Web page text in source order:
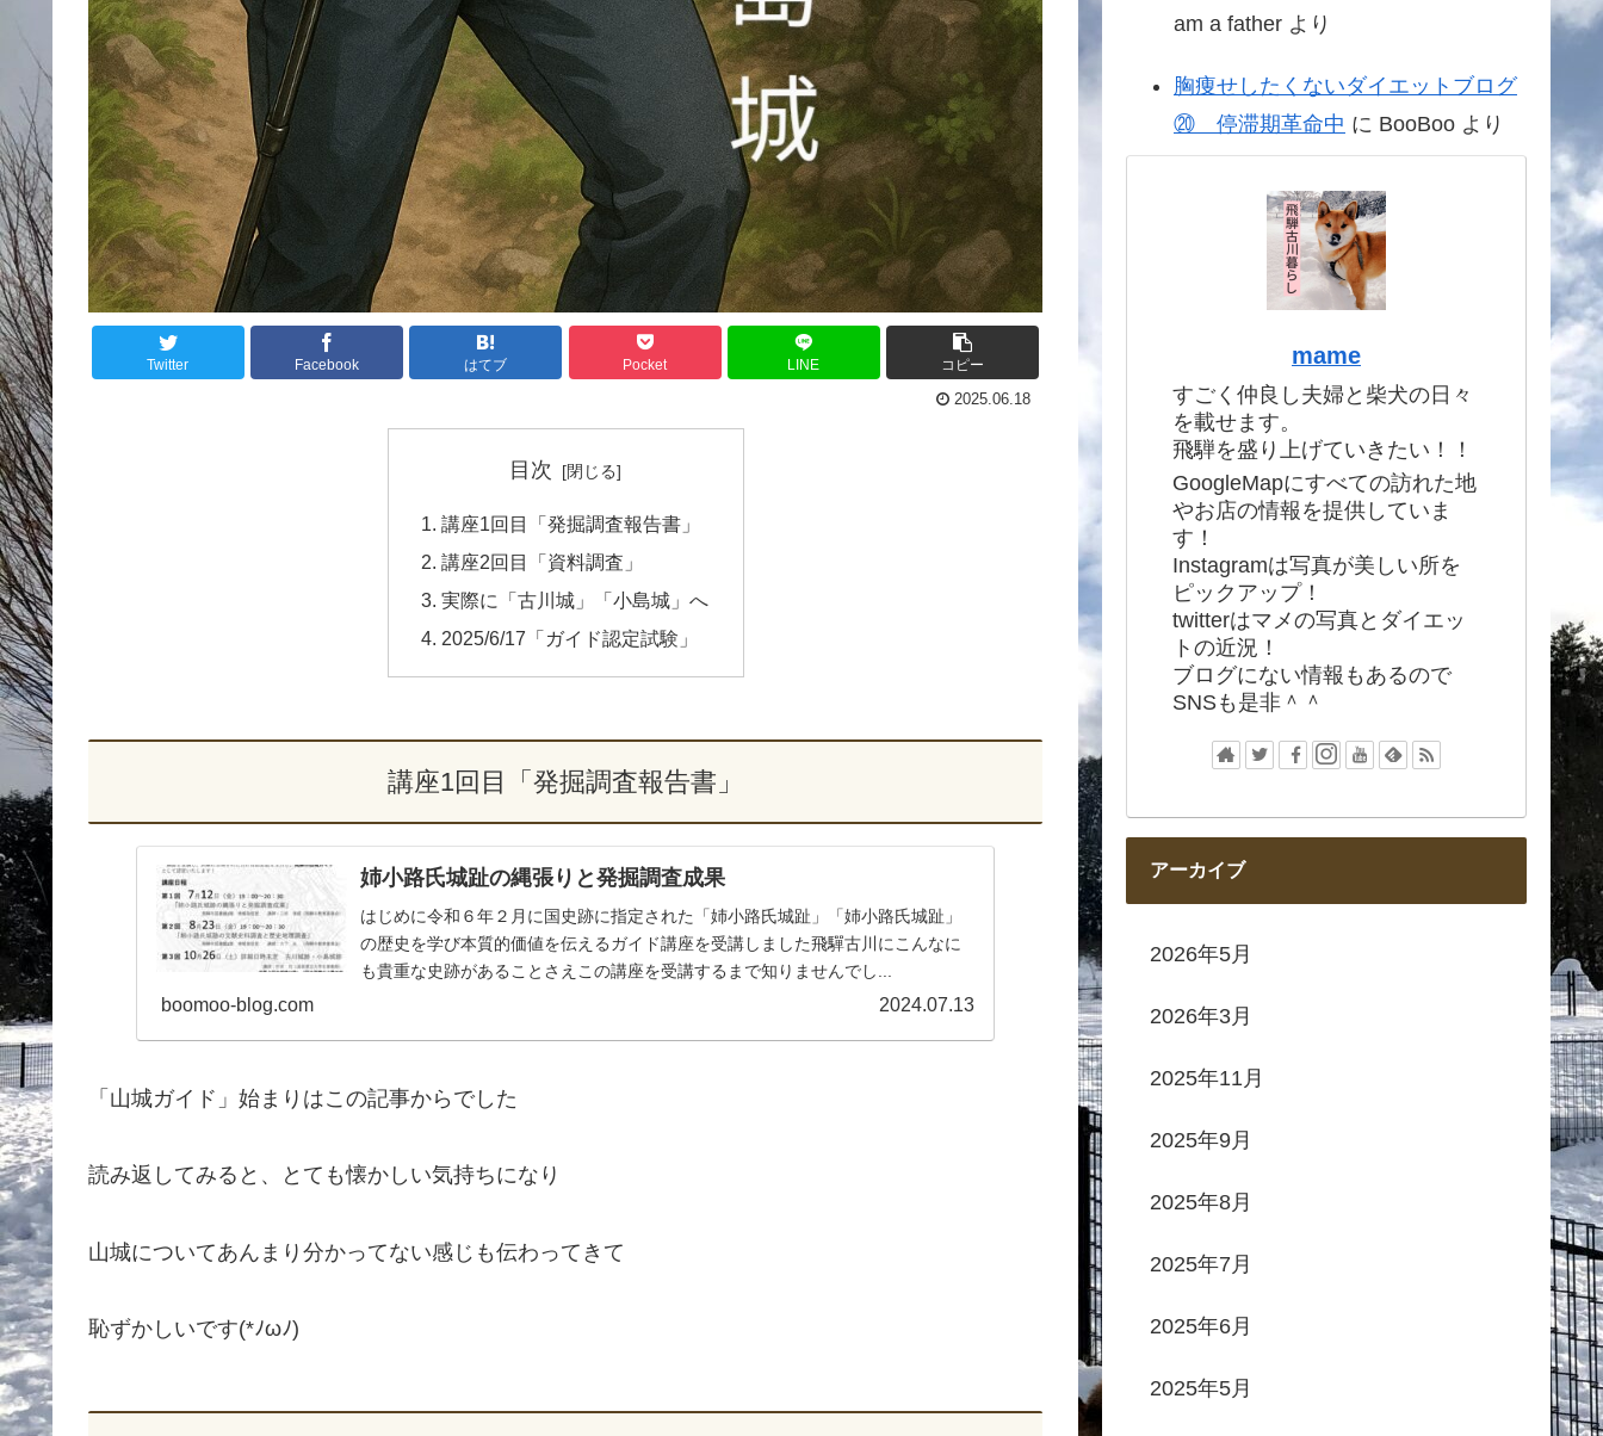
Twitter Facebook はてブ Pocket LINE コピー
2025.06.18
目次
講座1回目「発掘調査報告書」
講座2回目「資料調査」
実際に「古川城」「小島城」へ
2025/6/17「ガイド認定試験」
講座1回目「発掘調査報告書」
姉小路氏城趾の縄張りと発掘調査成果
はじめに令和６年２月に国史跡に指定された「姉小路氏城趾」「姉小路氏城趾」
の歴史を学び本質的価値を伝えるガイド講座を受講しました飛驒古川にこんなに
も貴重な史跡があることさえこの講座を受講するまで知りませんでし...
boomoo-blog.com 2024.07.13
「山城ガイド」始まりはこの記事からでした
読み返してみると、とても懐かしい気持ちになり
山城についてあんまり分かってない感じも伝わってきて
恥ずかしいです(*ﾉωﾉ)
am a father より
胸痩せしたくないダイエットブログ
⑳ 停滞期革命中 に BooBoo より
mame
すごく仲良し夫婦と柴犬の日々
を載せます。
飛騨を盛り上げていきたい！！
GoogleMapにすべての訪れた地
やお店の情報を提供していま
す！
Instagramは写真が美しい所を
ピックアップ！
twitterはマメの写真とダイエッ
トの近況！
ブログにない情報もあるので
SNSも是非＾＾
アーカイブ
2026年5月
2026年3月
2025年11月
2025年9月
2025年8月
2025年7月
2025年6月
2025年5月